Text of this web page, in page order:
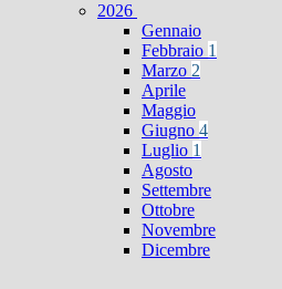
2026
Gennaio
Febbraio 1
Marzo 2
Aprile
Maggio
Giugno 4
Luglio 1
Agosto
Settembre
Ottobre
Novembre
Dicembre